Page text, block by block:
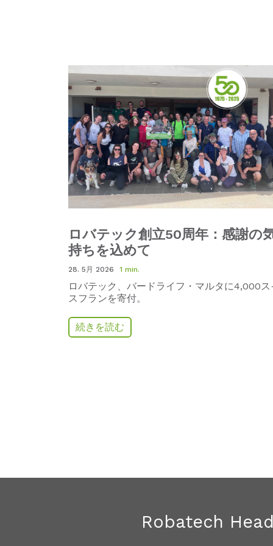
ロバテック創立50周年：感謝の
持ちを込めて
28. 5月 2026 1 min.
ロバテック、バードライフ・マルタに4,000ス
スフランを寄付。
続きを読む
Robatech